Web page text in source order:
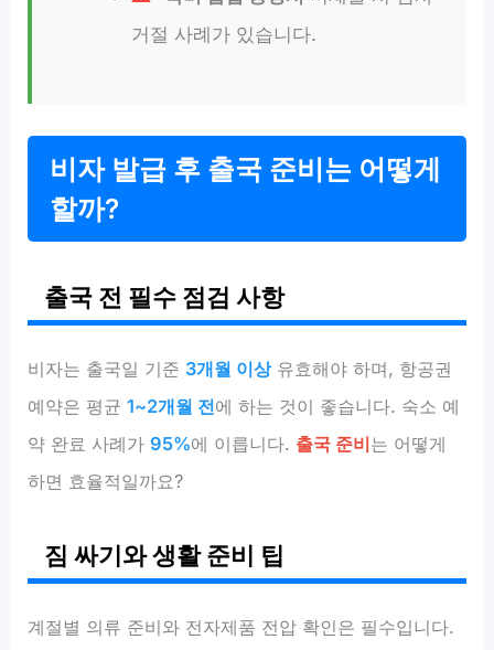
거절 사례가 있습니다.
비자 발급 후 출국 준비는 어떻게
할까?
출국 전 필수 점검 사항
비자는 출국일 기준 3개월 이상유효해야 하며, 항공권
예약은 평균1~2개월 전에 하는 것이 좋습니다. 숙소 예
약 완료 사례가95%에 이릅니다. 출국 준비는 어떻게
하면 효율적일까요?
짐 싸기와 생활 준비 팁
계절별 의류 준비와 전자제품 전압 확인은 필수입니다.